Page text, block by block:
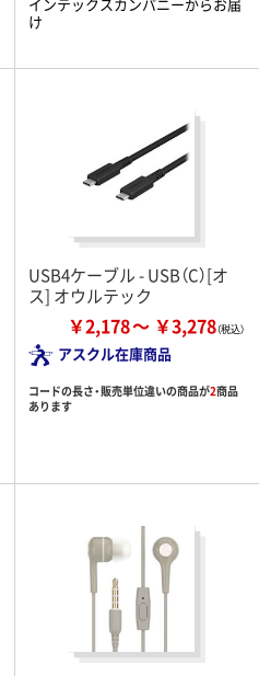
け
USB4ケーブル - USB（C）[オ
ス] オウルテック
￥2,178 ￥3,278
アスクル在庫商品
コードの長さ・販売単位違いの商品が2商品
あります